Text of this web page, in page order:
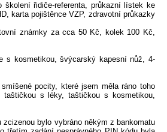
řidiče-referenta, průkazní lístek ke
karta pojištěnce VZP, zdravotní průkazky
známky za cca 50 Kč, kolek 100 Kč,
s kosmetikou, švýcarský kapesní nůž, 4-
pocity, které jsem měla ráno toho
s léky, taštičkou s kosmetikou,
bylo vybráno někým z bankomatu